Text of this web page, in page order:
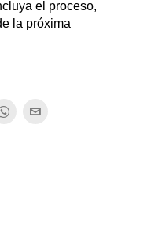
el proceso,
la próxima